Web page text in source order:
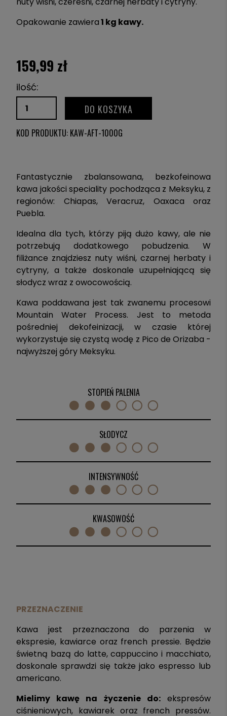
Opakowanie zawiera1 kg kawy.
159,99 zł
ilość:
DO KOSZYKA
KOD PRODUKTU: KAW-AFT-1000G
Fantastycznie zbalansowana, bezkofeinowa
kawa jakości speciality pochodząca z Meksyku, z
regionów: Chiapas, Veracruz, Oaxaca oraz
Puebla.
Idealna dla tych, którzy piją dużo kawy, ale nie
potrzebują dodatkowego pobudzenia. W
filiżance znajdziesz nuty wiśni, czarnej herbaty i
cytryny, a także doskonale uzupełniającą się
słodycz wraz z owocowością.
Kawa poddawana jest tak zwanemu procesowi
Mountain Water Process. Jest to metoda
pośredniej dekofeinizacji, w czasie której
wykorzystuje się czystą wodę z Pico de Orizaba -
najwyższej góry Meksyku.
STOPIEŃ PALENIA
SŁODYCZ
INTENSYWNOŚĆ
KWASOWOŚĆ
PRZEZNACZENIE
Kawa jest przeznaczona do parzenia w
ekspresie, kawiarce oraz french pressie. Będzie
świetną bazą do latte, cappuccino i macchiato,
doskonale sprawdzi się także jako espresso lub
americano.
Mielimy kawę na życzenie do:ekspresów
ciśnieniowych, kawiarek oraz french pressów.